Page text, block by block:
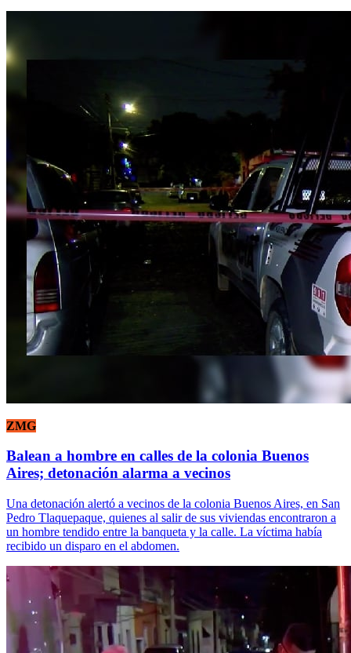
ZMG
Balean a hombre en calles de la colonia Buenos
Aires; detonación alarma a vecinos
Una detonación alertó a vecinos de la colonia Buenos Aires, en San
Pedro Tlaquepaque, quienes al salir de sus viviendas encontraron a
un hombre tendido entre la banqueta y la calle. La víctima había
recibido un disparo en el abdomen.